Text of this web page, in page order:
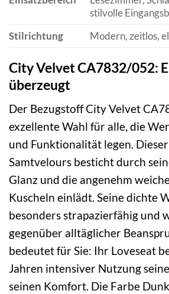
stilvolle
Stilrichtung
Modern, zeitlos,
City Velvet CA7832/052:
überzeugt
Der Bezugstoff City Velvet
exzellente Wahl für alle, die
und Funktionalität legen.
Samtvelours besticht durch
Glanz und die angenehm
Kuscheln einlädt. Seine dichte
besonders strapazierfähig und
gegenüber alltäglicher
bedeutet für Sie: Ihr Loveseat
Jahren intensiver Nutzung
seinen Komfort. Die Farbe